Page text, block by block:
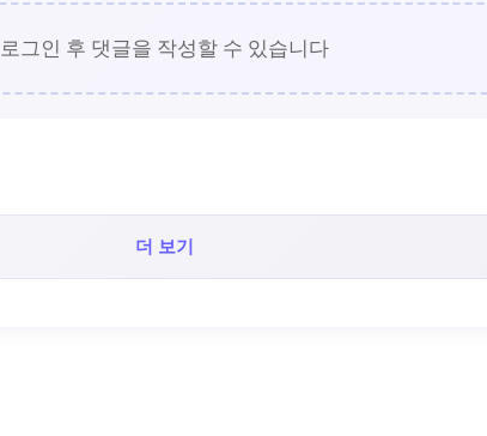
로그인 후 댓글을 작성할 수 있습니다
더 보기